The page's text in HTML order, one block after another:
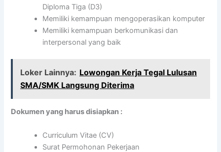
Diploma Tiga (D3)
Memiliki kemampuan mengoperasikan komputer
Memiliki kemampuan berkomunikasi dan
interpersonal yang baik
Loker Lainnya: Lowongan Kerja Tegal Lulusan
SMA/SMK Langsung Diterima
Dokumen yang harus disiapkan :
Curriculum Vitae (CV)
Surat Permohonan Pekerjaan